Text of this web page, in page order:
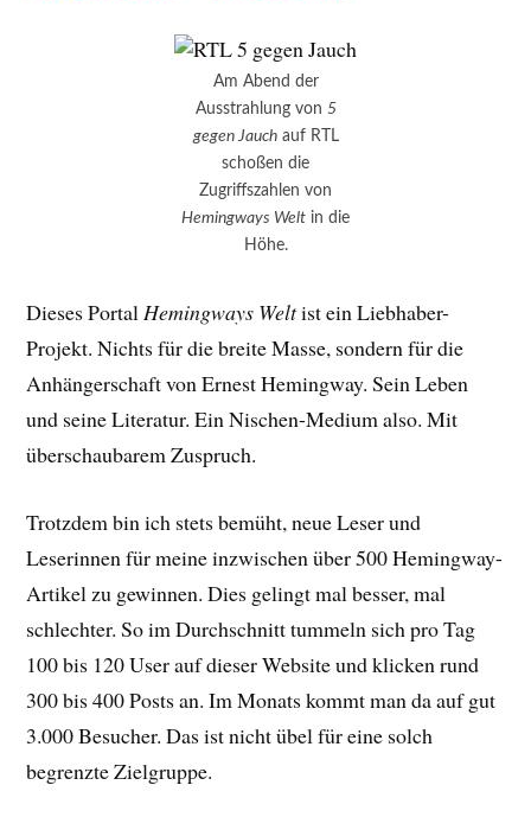
Am Abend der
Ausstrahlung von 5
gegen Jauchauf RTL
schoßen die
Zugriffszahlen von
Hemingways Welt in die
Höhe.
Dieses PortalHemingways Weltist ein Liebhaber-
Projekt. Nichts für die breite Masse, sondern für die
Anhängerschaft von Ernest Hemingway. Sein Leben
und seine Literatur. Ein Nischen-Medium also. Mit
überschaubarem Zuspruch.
Trotzdem bin ich stets bemüht, neue Leser und
Leserinnen für meine inzwischen über 500 Hemingway-
Artikel zu gewinnen. Dies gelingt mal besser, mal
schlechter. So im Durchschnitt tummeln sich pro Tag
100 bis 120 User auf dieser Website und klicken rund
300 bis 400 Posts an. Im Monats kommt man da auf gut
3.000 Besucher. Das ist nicht übel für eine solch
begrenzte Zielgruppe.